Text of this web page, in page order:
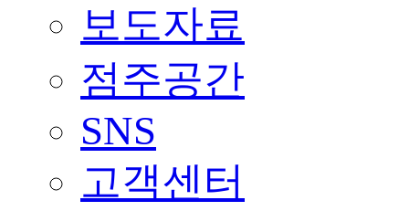
보도자료
점주공간
SNS
고객센터